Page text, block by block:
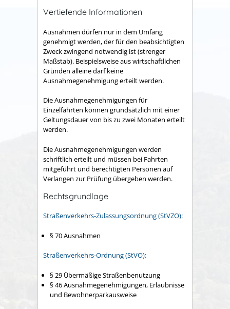
Vertiefende Informationen
Ausnahmen dürfen nur in dem Umfang
genehmigt werden, der für den beabsichtigten
Zweck zwingend notwendig ist (strenger
Maßstab). Beispielsweise aus wirtschaftlichen
Gründen alleine darf keine
Ausnahmegenehmigung erteilt werden.
Die Ausnahmegenehmigungen für
Einzelfahrten können grundsätzlich mit einer
Geltungsdauer von bis zu zwei Monaten erteilt
werden.
Die Ausnahmegenehmigungen werden
schriftlich erteilt und müssen bei Fahrten
mitgeführt und berechtigten Personen auf
Verlangen zur Prüfung übergeben werden.
Rechtsgrundlage
Straßenverkehrs-Zulassungsordnung (StVZO):
§ 70 Ausnahmen
Straßenverkehrs-Ordnung (StVO):
§ 29 Übermäßige Straßenbenutzung
§ 46 Ausnahmegenehmigungen, Erlaubnisse
und Bewohnerparkausweise